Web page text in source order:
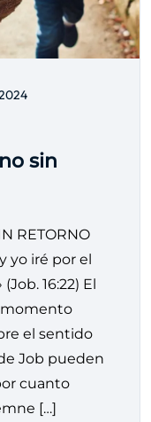
sin
RETORNO
yo iré por el
16:22) El
momento
el sentido
Job pueden
cuanto
[…]